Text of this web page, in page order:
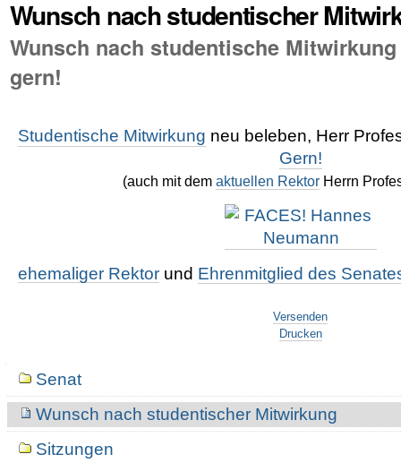
Wunsch nach studentischer
Wunsch nach studentische
gern!
Studentische Mitwirkung neu beleben, Herr
Gern!
(auch mit dem aktuellen RektorHerrn
ehemaliger Rektor und Ehrenmitglied des
Versenden
Drucken
NavigationSenat
Wunsch nach studentischer Mitwirkung
Sitzungen